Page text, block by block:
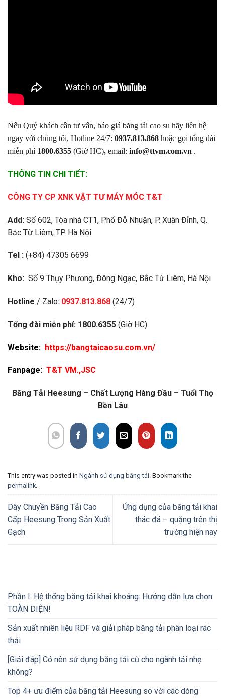
Nếu Quý khách cần tư vấn, báo giá băng tải cao su hãy liên hệ
ngay với chúng tôi, Hotline 24/7: 0937.813.868 hoặc gọi tổng đài
miễn phí 1800.6355 (Giờ HC), email: info@ttvm.com.vn .
THÔNG TIN CHI TIẾT:
CÔNG TY CP XNK VẬT TƯ MÁY MÓC T&T
Add: Số 602, Tòa nhà CT1, Phố Đỗ Nhuận, P. Xuân Đỉnh, Q.
Bắc Từ Liêm, TP. Hà Nội
Tel : (+84) 47305 6699
Kho: Số 9 Thụy Phương, Đông Ngạc, Bắc Từ Liêm, Hà Nội
Hotline / Zalo: 0937.813.868 (24/7)
Tổng đài miễn phí: 1800.6355 (Giờ HC)
Website: https://bangtaicaosu.com.vn/
Fanpage: T&T VM.,JSC
Băng Tải Heesung – Chất Lượng Hàng Đầu – Tuổi Thọ
Bền Lâu
This entry was posted in Ngành sử dụng băng tải . Bookmark the
permalink
Dây Chuyền Băng Tải Cao
Cấp Heesung Trong Sản Xuất
Gạch
Ứng dụng của băng tải khai
thác đá – quặng trên thị
trường hiện nay
Phần I: Hệ thống băng tải khai khoáng: Hướng dẫn lựa chọn
TOÀN DIỆN!
Sản xuất nhiên liệu RDF và giải pháp băng tải phân loại rác
thải
[Giải đáp] Có nên sử dụng băng tải cũ cho ngành tải nhẹ
không?
Top 4+ ưu điểm của băng tải Heesung so với các dòng